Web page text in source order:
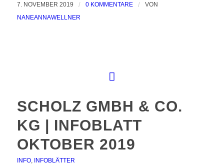
7. NOVEMBER 2019 / 0 KOMMENTARE /
VON
NANEANNAWELLNER
SCHOLZ GMBH & CO.
KG | INFOBLATT
OKTOBER 2019
INFO, INFOBLÄTTER